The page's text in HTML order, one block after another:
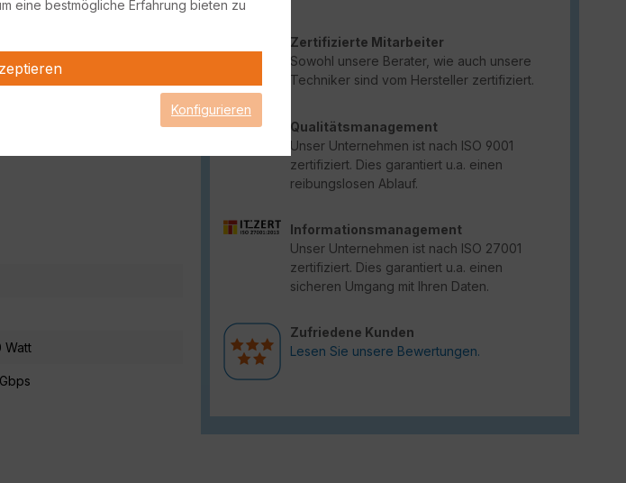
Zertifizierte Mitarbeiter
Sowohl unsere Berater, wie auch unsere
Techniker sind vom Hersteller zertifiziert.
Qualitätsmanagement
Unser Unternehmen ist nach ISO 9001
zertifiziert. Dies garantiert u.a. einen
reibungslosen Ablauf.
Informationsmanagement
Unser Unternehmen ist nach ISO 27001
zertifiziert. Dies garantiert u.a. einen
sicheren Umgang mit Ihren Daten.
Zufriedene Kunden
Lesen Sie unsere Bewertungen.
Watt
eine bestmögliche Erfahrung bieten zu
Konfigurieren